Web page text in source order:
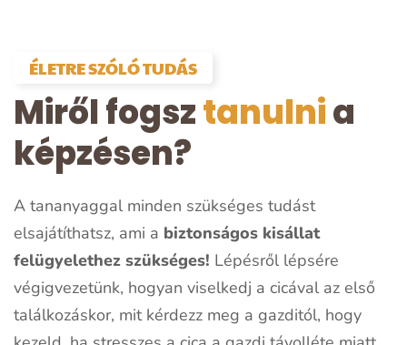
ÉLETRE SZÓLÓ TUDÁS
Miről fogsztanulnia
képzésen?
A tananyaggal minden szükséges tudást
elsajátíthatsz, ami a biztonságos kisállat
felügyelethez szükséges! Lépésről lépsére
végigvezetünk, hogyan viselkedj a cicával az első
találkozáskor, mit kérdezz meg a gazditól, hogy